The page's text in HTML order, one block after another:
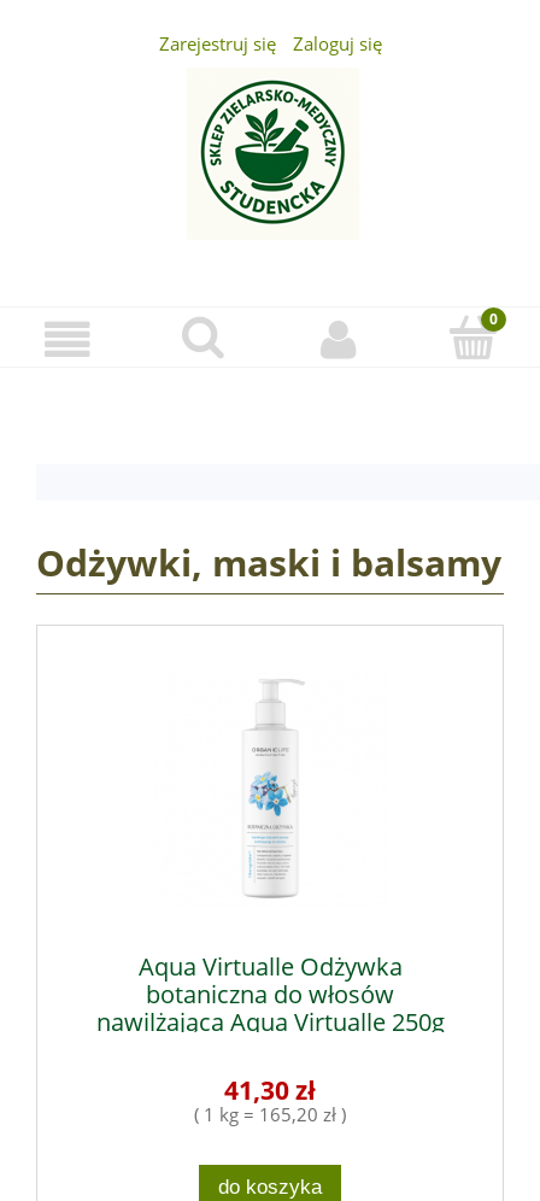
Zarejestruj się Zaloguj się
Odżywki, maski i balsamy
Aqua Virtualle Odżywka
botaniczna do włosów
nawilżająca Aqua Virtualle 250g
41,30 zł
( 1 kg = 165,20 zł )
do koszyka